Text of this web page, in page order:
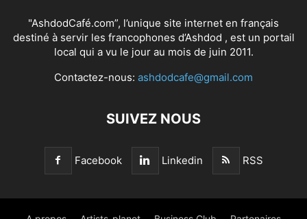
"AshdodCafé.com”, l’unique site internet en français
destiné à servir les francophones d’Ashdod , est un portail
local qui a vu le jour au mois de juin 2011.
Contactez-nous: ashdodcafe@gmail.com
SUIVEZ NOUS
Facebook Linkedin RSS